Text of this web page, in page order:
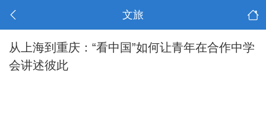
文旅
从上海到重庆：“看中国”如何让青年在合作中学
会讲述彼此